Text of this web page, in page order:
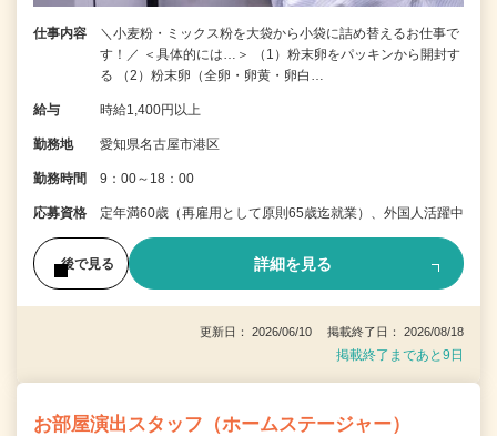
仕事内容
＼小麦粉・ミックス粉を大袋から小袋に詰め替えるお仕事で
す！／ ＜具体的には…＞ （1）粉末卵をパッキンから開封す
る （2）粉末卵（全卵・卵黄・卵白…
給与 時給1,400円以上
勤務地 愛知県名古屋市港区
勤務時間 9：00～18：00
応募資格 定年満60歳（再雇用として原則65歳迄就業）、外国人活躍中
後で見る 詳細を見る
更新日： 2026/06/10 掲載終了日： 2026/08/18
掲載終了まであと9日
お部屋演出スタッフ（ホームステージャー）